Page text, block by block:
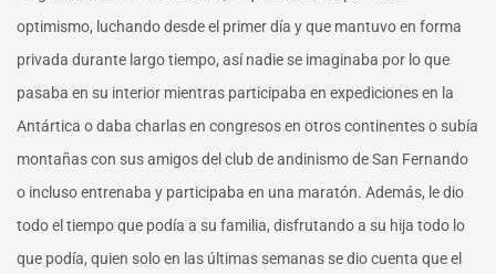
optimismo, luchando desde el primer día y que mantuvo en forma
privada durante largo tiempo, así nadie se imaginaba por lo que
pasaba en su interior mientras participaba en expediciones en la
Antártica o daba charlas en congresos en otros continentes o subía
montañas con sus amigos del club de andinismo de San Fernando
o incluso entrenaba y participaba en una maratón. Además, le dio
todo el tiempo que podía a su familia, disfrutando a su hija todo lo
que podía, quien solo en las últimas semanas se dio cuenta que el